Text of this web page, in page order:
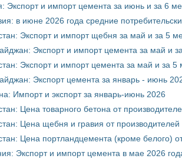
Экспорт и импорт цемента за июнь и за 6
в июне 2026 года средние
Экспорт и импорт щебня за май и за 5
Экспорт и импорт цемента за май и
Экспорт и импорт цемента за май и за
Экспорт цемента за январь - июнь
Импорт и экспорт за январь-июнь 2026
Цена товарного бетона от
Цена щебня и гравия от
Цена портландцемента (кроме белого)
Экспорт и импорт цемента в мае 2026